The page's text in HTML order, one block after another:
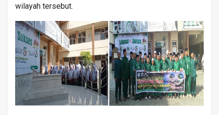
wilayah tersebut.